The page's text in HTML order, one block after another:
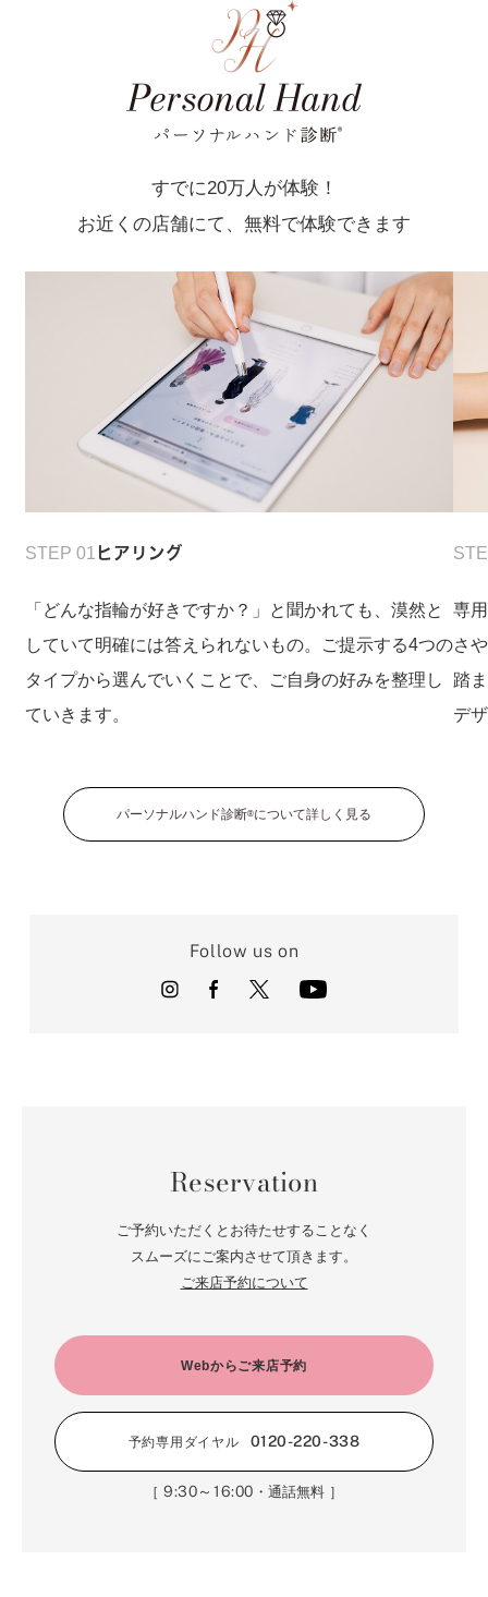
すでに20万人が体験！
お近くの店舗にて、無料で体験できます
STEP 01 ヒアリング
「どんな指輪が好きですか？」と聞かれても、漠然と
していて明確には答えられないもの。ご提示する4つの
タイプから選んでいくことで、ご自身の好みを整理し
ていきます。
専
さ
踏
デ
パーソナルハンド診断®について詳しく見る
Follow us on
Reservation
ご予約いただくとお待たせすることなく
スムーズにご案内させて頂きます。
ご来店予約について
Webからご来店予約
予約専用ダイヤル 0120-220-338
［9:30～16:00 ・通話無料 ］